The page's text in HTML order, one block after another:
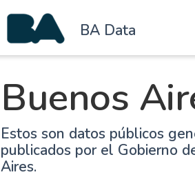
BA Data
Buenos
Estos son datos públicos
publicados por el Gobierno
Aires.